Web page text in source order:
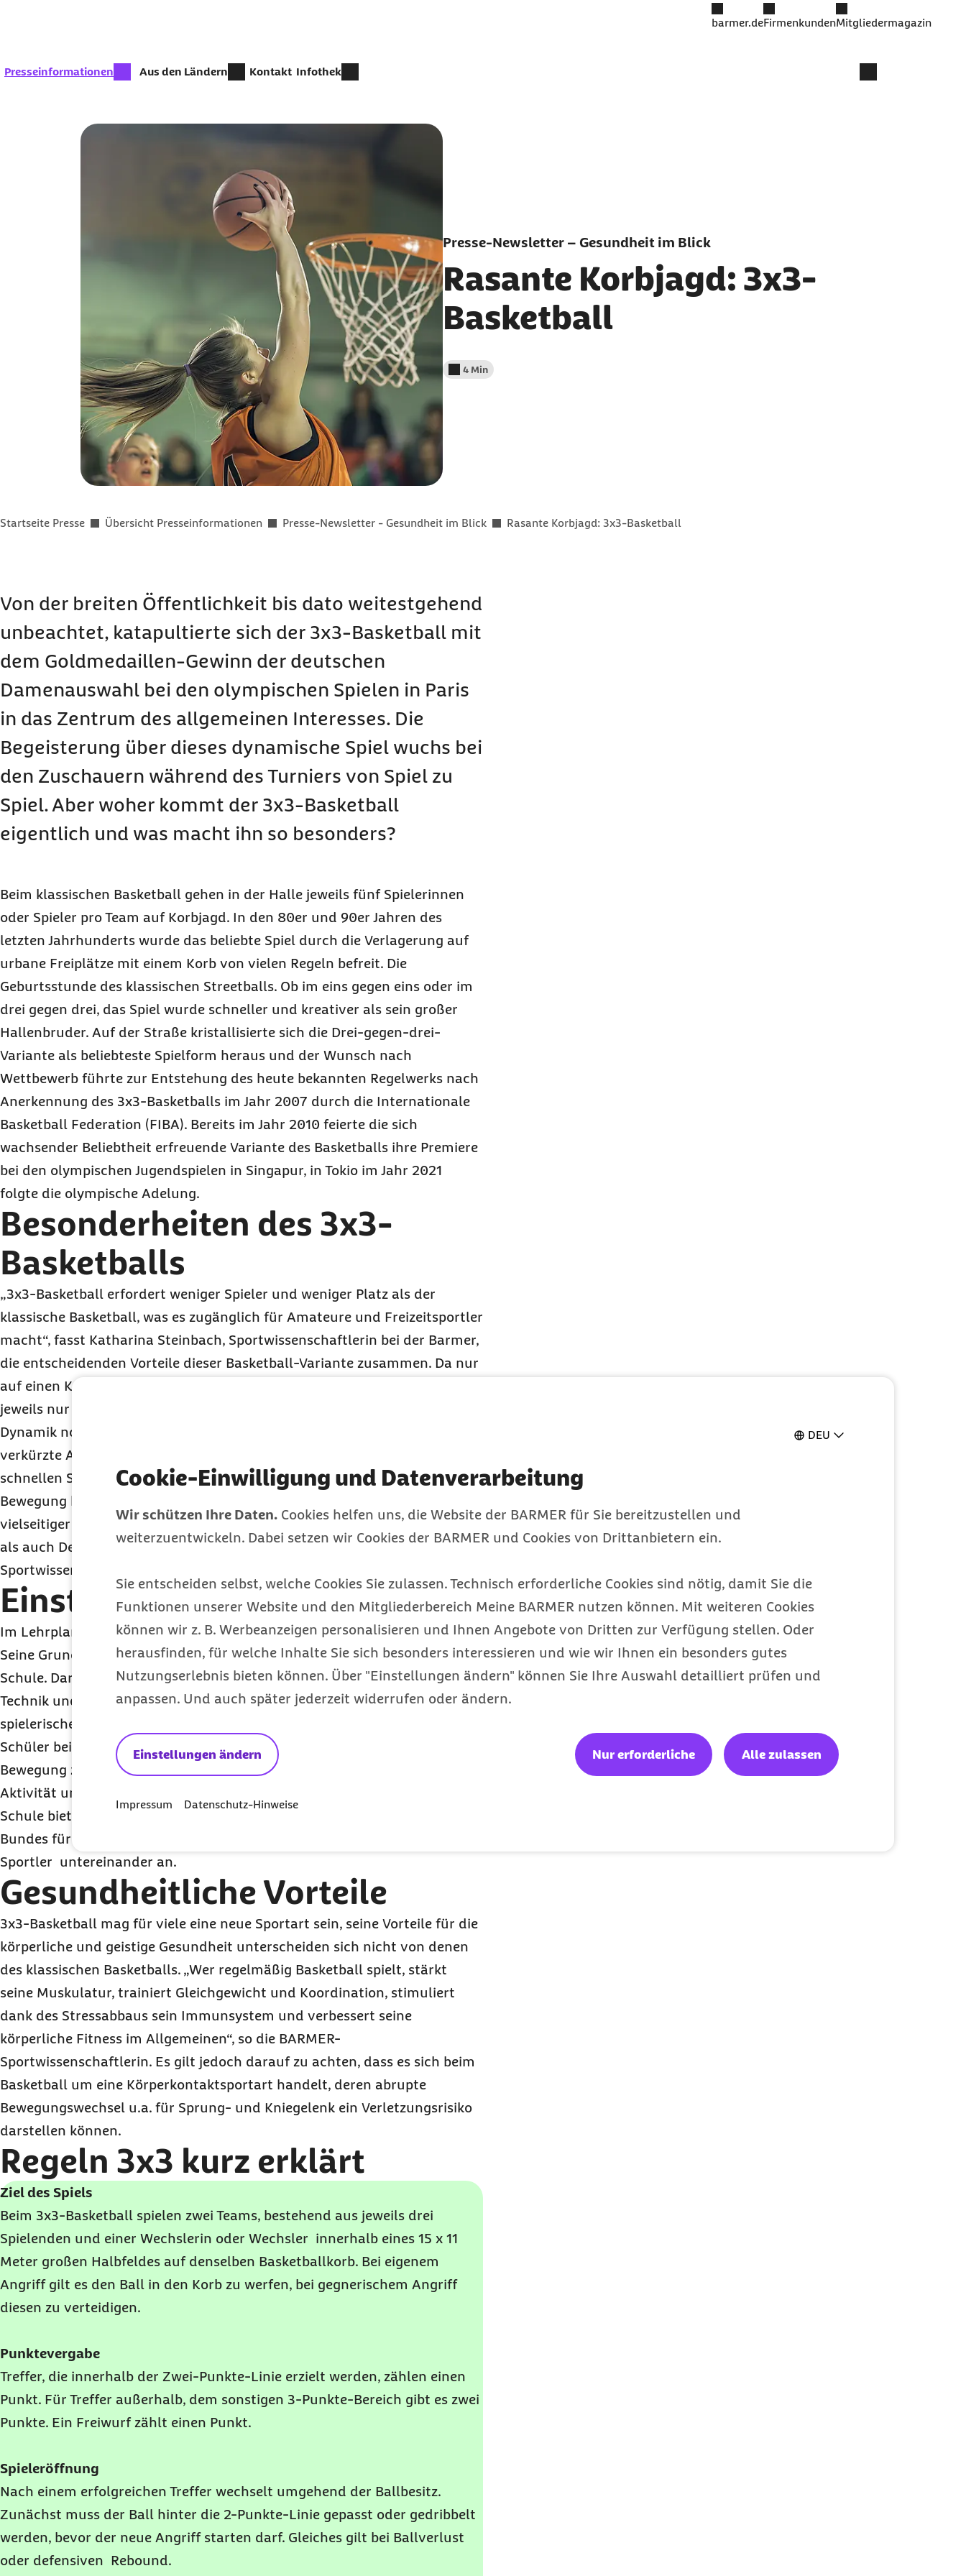
DEU
Cookie-Einwilligung und Datenverarbeitung
Wir schützen Ihre Daten. Cookies helfen uns, die Website der BARMER für Sie bereitzustellen und
weiterzuentwickeln. Dabei setzen wir Cookies der BARMER und Cookies von Drittanbietern ein.
Sie entscheiden selbst, welche Cookies Sie zulassen. Technisch erforderliche Cookies sind nötig, damit Sie die
Funktionen unserer Website und den Mitgliederbereich Meine BARMER nutzen können. Mit weiteren Cookies
können wir z. B. Werbeanzeigen personalisieren und Ihnen Angebote von Dritten zur Verfügung stellen. Oder
herausfinden, für welche Inhalte Sie sich besonders interessieren und wie wir Ihnen ein besonders gutes
Nutzungserlebnis bieten können. Über "Einstellungen ändern" können Sie Ihre Auswahl detailliert prüfen und
anpassen. Und auch später jederzeit widerrufen oder ändern.
Einstellungen ändern Nur erforderliche Alle zulassen
Impressum Datenschutz-Hinweise
barmer.deFirmenkundenMitgliedermagazin
zur Zeit aktiv:
Presseinformationen Aus den Ländern Kontakt Infothek
Presse-Newsletter – Gesundheit im Blick
Rasante Korbjagd: 3x3-
Basketball
Lesedauer weniger als
4 Min
Sie befinden sich hier:
Startseite Presse Übersicht Presseinformationen Presse-Newsletter - Gesundheit im Blick Rasante Korbjagd: 3x3-Basketball
Von der breiten Öffentlichkeit bis dato weitestgehend
unbeachtet, katapultierte sich der 3x3-Basketball mit
dem Goldmedaillen-Gewinn der deutschen
Damenauswahl bei den olympischen Spielen in Paris
in das Zentrum des allgemeinen Interesses. Die
Begeisterung über dieses dynamische Spiel wuchs bei
den Zuschauern während des Turniers von Spiel zu
Spiel. Aber woher kommt der 3x3-Basketball
eigentlich und was macht ihn so besonders?
Beim klassischen Basketball gehen in der Halle jeweils fünf Spielerinnen
oder Spieler pro Team auf Korbjagd. In den 80er und 90er Jahren des
letzten Jahrhunderts wurde das beliebte Spiel durch die Verlagerung auf
urbane Freiplätze mit einem Korb von vielen Regeln befreit. Die
Geburtsstunde des klassischen Streetballs. Ob im eins gegen eins oder im
drei gegen drei, das Spiel wurde schneller und kreativer als sein großer
Hallenbruder. Auf der Straße kristallisierte sich die Drei-gegen-drei-
Variante als beliebteste Spielform heraus und der Wunsch nach
Wettbewerb führte zur Entstehung des heute bekannten Regelwerks nach
Anerkennung des 3x3-Basketballs im Jahr 2007 durch die Internationale
Basketball Federation (FIBA). Bereits im Jahr 2010 feierte die sich
wachsender Beliebtheit erfreuende Variante des Basketballs ihre Premiere
bei den olympischen Jugendspielen in Singapur, in Tokio im Jahr 2021
folgte die olympische Adelung.
Besonderheiten des 3x3-
Basketballs
„3x3-Basketball erfordert weniger Spieler und weniger Platz als der
klassische Basketball, was es zugänglich für Amateure und Freizeitsportler
macht“, fasst Katharina Steinbach, Sportwissenschaftlerin bei der Barmer,
die entscheidenden Vorteile dieser Basketball-Variante zusammen. Da nur
auf einen Korb gespielt wird und die Partie maximal zehn Minuten bei
jeweils nur zwölf Sekunden Zeit für den Korbwurf dauert, ist seine
Dynamik noch einmal deutlich rasanter als beim Hallenbasketball. „Die
verkürzte Angriffszeit macht das 3x3-Basketball zu einem äußerst
schnellen Sport mit vielen Korbwürfen, was wiederum zu jeder Menge
Bewegung bei den Spielenden führt. Die Anforderungen an sie sind
vielseitiger als beim klassischen Basketball, da sie sowohl in der Offensive
als auch Defensive effektiv sein müssen“, erklärt die
Sportwissenschaftlerin.
Einstieg in den Sport finden
Im Lehrplan des Schulsports ist Basketball seit Jahrzehnten fest verankert.
Seine Grundlagen-Vermittlung erfolgt dort ab der weiterführenden
Schule. Darauf aufbauend, findet im Anschluss an die Lehre von Theorie,
Technik und Bewegungsabläufen auch zunehmend der 3x3-Basketball
spielerischen Eingang in den Unterricht, denn: „Alle Schülerinnen und
Schüler beim klassischen Basketball mit insgesamt zehn Spielenden in
Bewegung zu halten, ist nicht immer leicht. 3x3-Basketball bietet mehr
Aktivität und Beteiligung für alle“, sagt Katharina Steinbach. Neben der
Schule bietet sich auch der 3x3-Internetauftritt des Deutschen Basketball
Bundes für einen Einstieg und die Vernetzung von Sportlerinnen und
Sportler untereinander an.
Gesundheitliche Vorteile
3x3-Basketball mag für viele eine neue Sportart sein, seine Vorteile für die
körperliche und geistige Gesundheit unterscheiden sich nicht von denen
des klassischen Basketballs. „Wer regelmäßig Basketball spielt, stärkt
seine Muskulatur, trainiert Gleichgewicht und Koordination, stimuliert
dank des Stressabbaus sein Immunsystem und verbessert seine
körperliche Fitness im Allgemeinen“, so die BARMER-
Sportwissenschaftlerin. Es gilt jedoch darauf zu achten, dass es sich beim
Basketball um eine Körperkontaktsportart handelt, deren abrupte
Bewegungswechsel u.a. für Sprung- und Kniegelenk ein Verletzungsrisiko
darstellen können.
Regeln 3x3 kurz erklärt
Ziel des Spiels
Beim 3x3-Basketball spielen zwei Teams, bestehend aus jeweils drei
Spielenden und einer Wechslerin oder Wechsler innerhalb eines 15 x 11
Meter großen Halbfeldes auf denselben Basketballkorb. Bei eigenem
Angriff gilt es den Ball in den Korb zu werfen, bei gegnerischem Angriff
diesen zu verteidigen.
Punktevergabe
Treffer, die innerhalb der Zwei-Punkte-Linie erzielt werden, zählen einen
Punkt. Für Treffer außerhalb, dem sonstigen 3-Punkte-Bereich gibt es zwei
Punkte. Ein Freiwurf zählt einen Punkt.
Spieleröffnung
Nach einem erfolgreichen Treffer wechselt umgehend der Ballbesitz.
Zunächst muss der Ball hinter die 2-Punkte-Linie gepasst oder gedribbelt
werden, bevor der neue Angriff starten darf. Gleiches gilt bei Ballverlust
oder defensiven Rebound.